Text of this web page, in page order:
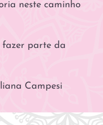
neste caminho
fazer parte da
Campesi